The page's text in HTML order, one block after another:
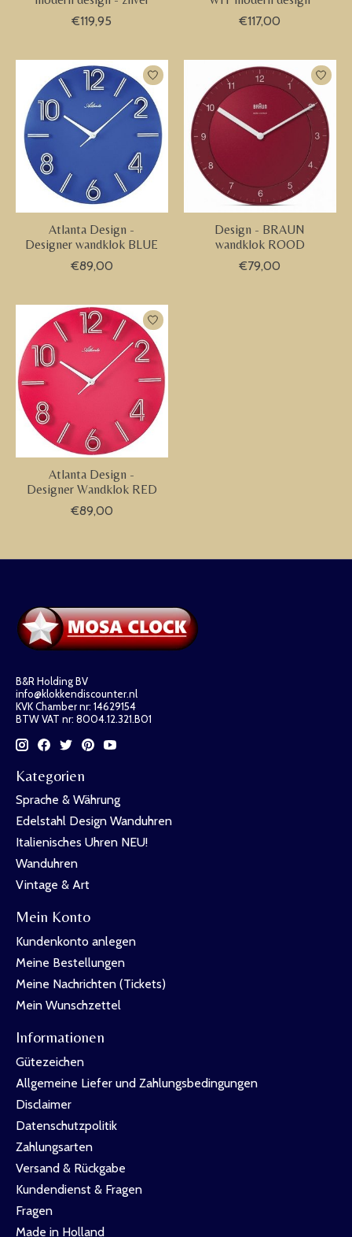
€119,95
€117,00
Atlanta Design -
Designer wandklok BLUE
€89,00
Design - BRAUN
wandklok ROOD
€79,00
Atlanta Design -
Designer Wandklok RED
€89,00
B&R Holding BV
info@klokkendiscounter.nl
KVK Chamber nr: 14629154
BTW VAT nr: 8004.12.321.B01
Kategorien
Sprache & Währung
Edelstahl Design Wanduhren
Italienisches Uhren NEU!
Wanduhren
Vintage & Art
Mein Konto
Kundenkonto anlegen
Meine Bestellungen
Meine Nachrichten (Tickets)
Mein Wunschzettel
Informationen
Gütezeichen
Allgemeine Liefer und Zahlungsbedingungen
Disclaimer
Datenschutzpolitik
Zahlungsarten
Versand & Rückgabe
Kundendienst & Fragen
Fragen
Made in Holland